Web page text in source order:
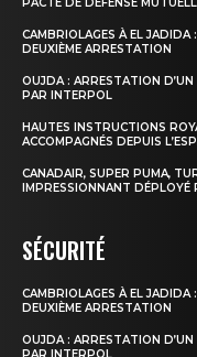
CAMBRIOLAGES À EL JADIDA
DEUXIÈME ARRESTATION
OUJDA : ARRESTATION
PAR INTERPOL
HAUTES INSTRUCTIONS
ACCOMPAGNÉS DEPUIS
CANADAIR, SUPER PUMA,
IMPRESSIONNANT DÉPLOYÉ
SÉCURITÉ
CAMBRIOLAGES À EL JADIDA
DEUXIÈME ARRESTATION
OUJDA : ARRESTATION
PAR INTERPOL